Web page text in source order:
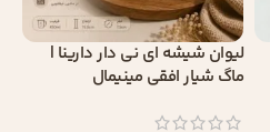
لیوان شیشه ای نی دار دارینا |
ماگ شیار افقی مینیمال